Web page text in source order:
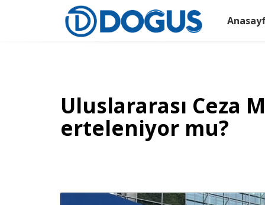
Uluslararası Ceza
erteleniyor mu?